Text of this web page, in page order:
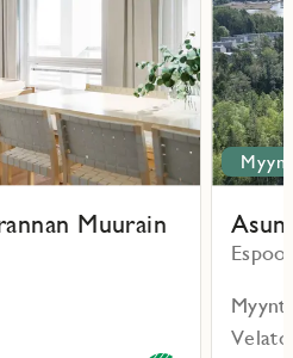
Muurain